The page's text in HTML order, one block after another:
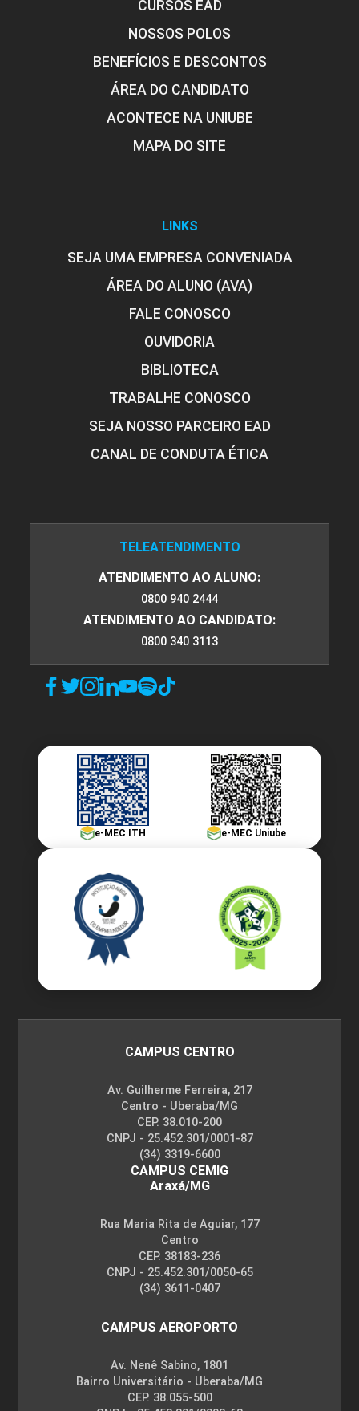
CURSOS EAD
NOSSOS POLOS
BENEFÍCIOS E DESCONTOS
ÁREA DO CANDIDATO
ACONTECE NA UNIUBE
MAPA DO SITE
LINKS
SEJA UMA EMPRESA CONVENIADA
ÁREA DO ALUNO (AVA)
FALE CONOSCO
OUVIDORIA
BIBLIOTECA
TRABALHE CONOSCO
SEJA NOSSO PARCEIRO EAD
CANAL DE CONDUTA ÉTICA
TELEATENDIMENTO
ATENDIMENTO AO ALUNO:
0800 940 2444
ATENDIMENTO AO CANDIDATO:
0800 340 3113
e-MEC ITH e-MEC Uniube
CAMPUS CENTRO
Av. Guilherme Ferreira, 217
Centro - Uberaba/MG
CEP. 38.010-200
CNPJ - 25.452.301/0001-87
(34) 3319-6600
CAMPUS CEMIG
Araxá/MG
Rua Maria Rita de Aguiar, 177
Centro
CEP. 38183-236
CNPJ - 25.452.301/0050-65
(34) 3611-0407
CAMPUS AEROPORTO
Av. Nenê Sabino, 1801
Bairro Universitário - Uberaba/MG
CEP. 38.055-500